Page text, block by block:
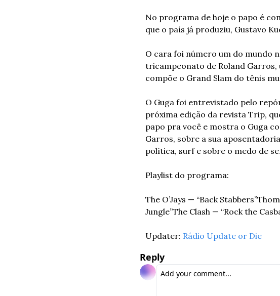
No programa de hoje o papo é
que o país já produziu, Gustavo
O cara foi número um do mundo
tricampeonato de Roland
compõe o Grand Slam do tênis
O Guga foi entrevistado pelo
próxima edição da revista Trip,
papo pra você e mostra o Guga
Garros, sobre a sua
política, surf e sobre o medo de
Playlist do programa:
The O’Jays — “Back Stabbers”
Jungle”The Clash — “Rock the
Updater: Rádio Update or Die
Reply